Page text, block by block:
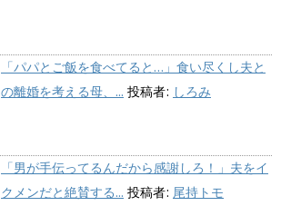
「パパとご飯を食べてると…」食い尽くし夫と
の離婚を考える母、... 投稿者: しろみ
「男が手伝ってるんだから感謝しろ！」夫をイ
クメンだと絶賛する... 投稿者: 尾持トモ